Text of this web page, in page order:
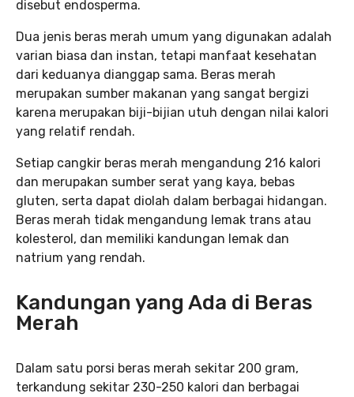
disebut endosperma.
Dua jenis beras merah umum yang digunakan adalah
varian biasa dan instan, tetapi manfaat kesehatan
dari keduanya dianggap sama. Beras merah
merupakan sumber makanan yang sangat bergizi
karena merupakan biji-bijian utuh dengan nilai kalori
yang relatif rendah.
Setiap cangkir beras merah mengandung 216 kalori
dan merupakan sumber serat yang kaya, bebas
gluten, serta dapat diolah dalam berbagai hidangan.
Beras merah tidak mengandung lemak trans atau
kolesterol, dan memiliki kandungan lemak dan
natrium yang rendah.
Kandungan yang Ada di Beras
Merah
Dalam satu porsi beras merah sekitar 200 gram,
terkandung sekitar 230-250 kalori dan berbagai